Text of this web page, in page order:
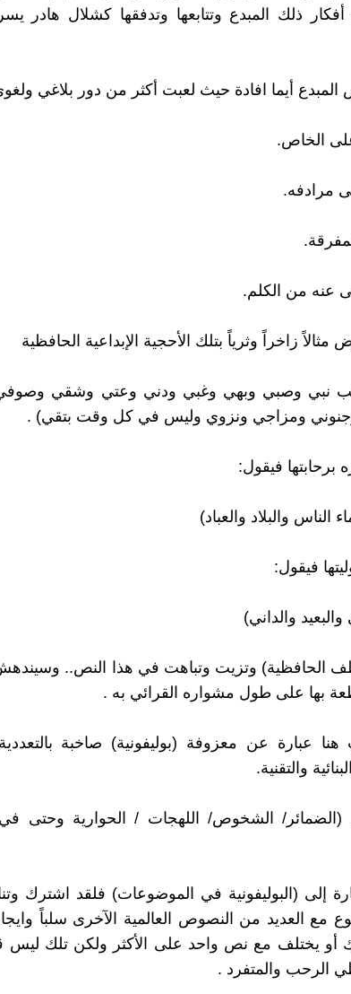
ذلك المبدع وتتابعها وتدفقها كشلال هادر
أيما افادة حيث لعبت أكثر من دور بلاغي
الخاص.
مرادفه.
عنه من الكلم.
زاخراً وثرياً بتلك الأحجية الإبداعية الحافظية
نبي وصبي وبهي وغبي ودني وعتي وشقي
ومزاجي ونزوي وليس في كل وقت بتقي) .
فيقول:
الناس والبلاد والعباد)
فيقول:
والداني)
الحافظية) وتزيت وتباهت في هذا النص..
بها على طول مشواره القرائي به .
هنا عبارة عن معزوفة (بوليفونية) صاخبة
والتقنية.
الشخوص/ اللهجات / الحوارية وحتى في
إلى (البوليفونية في الموضوعات) فلقد اشترك
مع العديد من النصوص العالمية الآخرى سلباً
أو يختلف مع نص واحد على الأكثر ولكن تلك ليس
الرحب والمتفرد .